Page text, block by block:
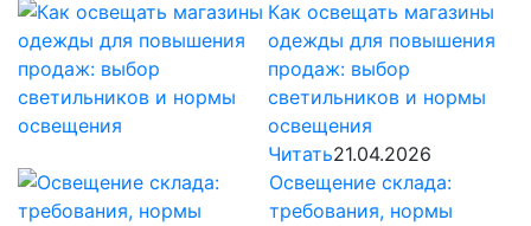
Как освещать магазины
одежды для повышения
продаж: выбор
светильников и нормы
освещения
Читать21.04.2026
Освещение склада:
требования, нормы